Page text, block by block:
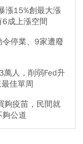
漲15%創最大漲
成上漲空間
停業、9家遭廢
人，削弱Fed升
佳單周
夠疫苗，民間就
公道